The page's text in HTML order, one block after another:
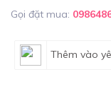
Gọi đặt mua:
Thêm vào